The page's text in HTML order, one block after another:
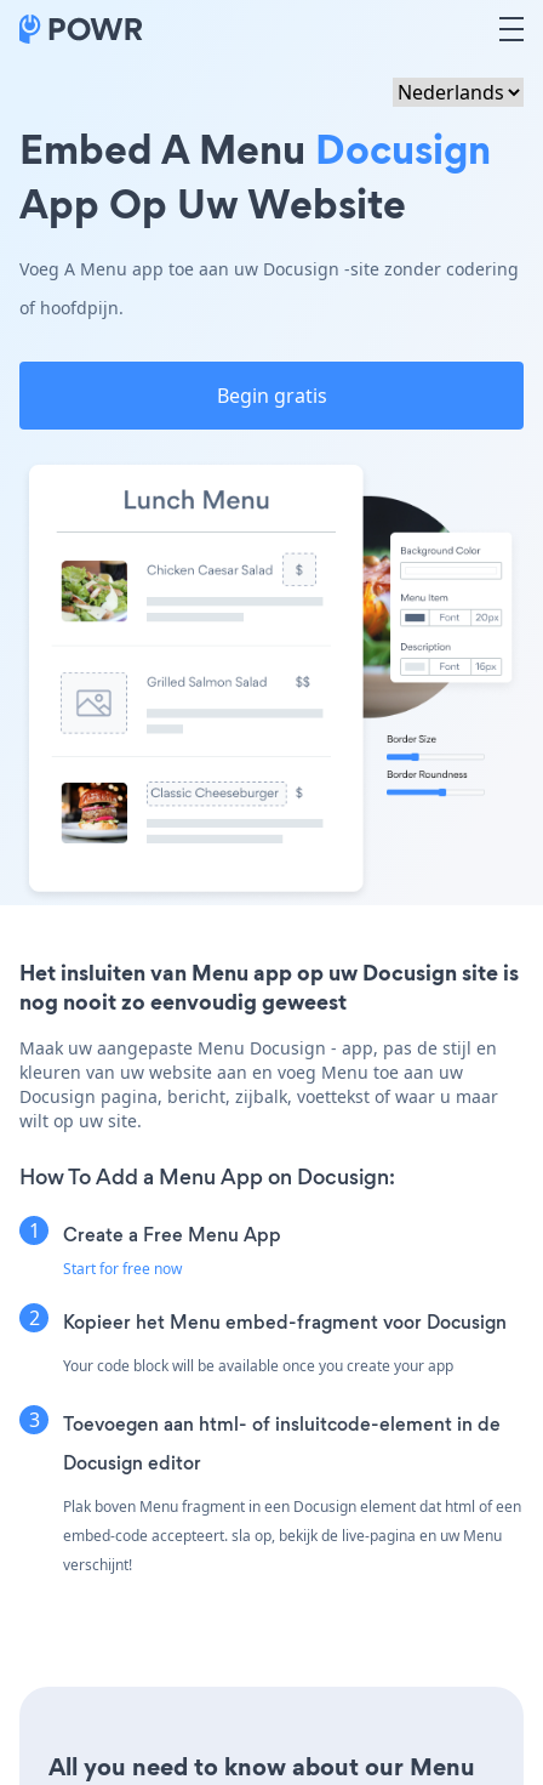
Embed A Menu Docusign
App Op Uw Website
Voeg A Menu app toe aan uw Docusign -site zonder codering
of hoofdpijn.
Begin gratis
Het insluiten van Menu app op uw Docusign site is
nog nooit zo eenvoudig geweest
Maak uw aangepaste Menu Docusign - app, pas de stijl en
kleuren van uw website aan en voeg Menu toe aan uw
Docusign pagina, bericht, zijbalk, voettekst of waar u maar
wilt op uw site.
How To Add a Menu App on Docusign:
Create a Free Menu App
Start for free now
Kopieer het Menu embed-fragment voor Docusign
Your code block will be available once you create your app
Toevoegen aan html- of insluitcode-element in de
Docusign editor
Plak boven Menu fragment in een Docusign element dat html of een
embed-code accepteert. sla op, bekijk de live-pagina en uw Menu
verschijnt!
All you need to know about our Menu